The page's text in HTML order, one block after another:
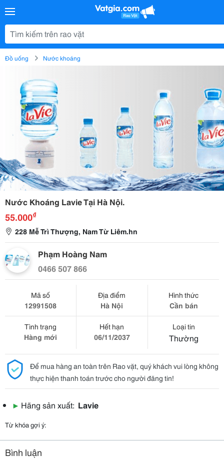
Đồ uống Nước khoáng
Nước Khoáng Lavie Tại Hà Nội.
55.000₫
228 Mễ Trì Thượng, Nam Từ Liêm.hn
Phạm Hoàng Nam
0466 507 866
Mã số
12991508
Địa điểm
Hà Nội
Hình thức
Cần bán
Tình trạng
Hàng mới
Hết hạn
06/11/2037
Loại tin
Thường
Để mua hàng an toàn trên Rao vặt, quý khách vui lòng không
thực hiện thanh toán trước cho người đăng tin!
▶ Hãng sản xuất: Lavie
Từ khóa gợi ý:
Bình luận